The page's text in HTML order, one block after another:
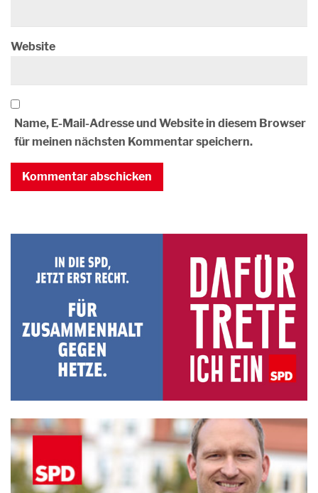
Website
Name, E-Mail-Adresse und Website in diesem Browser
für meinen nächsten Kommentar speichern.